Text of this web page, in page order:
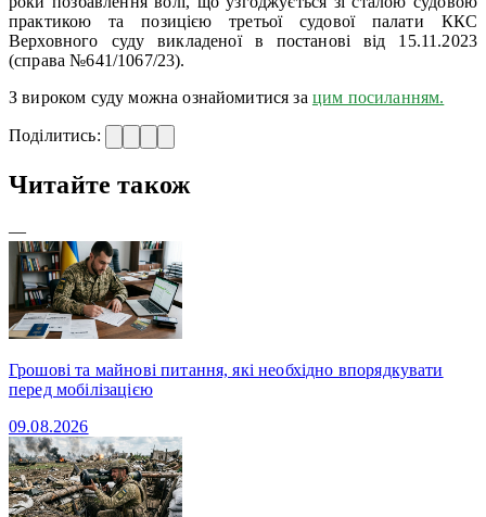
практикою та позицією третьої судової палати ККС
Верховного суду викладеної в постанові від 15.11.2023
(справа №641/1067/23).
З вироком суду можна ознайомитися за цим посиланням.
Поділитись:
Читайте також
—
Грошові та майнові питання, які необхідно впорядкувати
перед мобілізацією
09.08.2026